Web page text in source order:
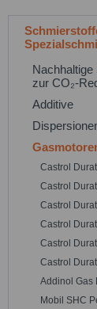
zur CO₂-
Additive
Castrol
Castrol
Castrol
Castrol
Castrol
Castrol
Addinol Gas
Mobil SHC